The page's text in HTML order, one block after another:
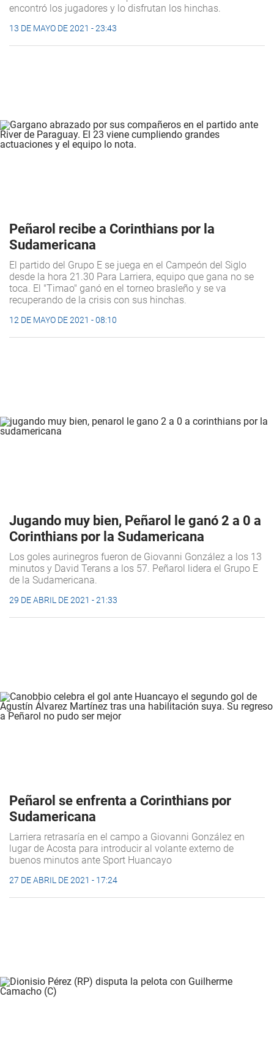
encontró los jugadores y lo disfrutan los hinchas.
13 DE MAYO DE 2021 - 23:43
Peñarol recibe a Corinthians por la
Sudamericana
El partido del Grupo E se juega en el Campeón del Siglo
desde la hora 21.30 Para Larriera, equipo que gana no se
toca. El "Timao" ganó en el torneo brasleño y se va
recuperando de la crisis con sus hinchas.
12 DE MAYO DE 2021 - 08:10
Jugando muy bien, Peñarol le ganó 2 a 0 a
Corinthians por la Sudamericana
Los goles aurinegros fueron de Giovanni González a los 13
minutos y David Terans a los 57. Peñarol lidera el Grupo E
de la Sudamericana.
29 DE ABRIL DE 2021 - 21:33
Peñarol se enfrenta a Corinthians por
Sudamericana
Larriera retrasaría en el campo a Giovanni González en
lugar de Acosta para introducir al volante externo de
buenos minutos ante Sport Huancayo
27 DE ABRIL DE 2021 - 17:24